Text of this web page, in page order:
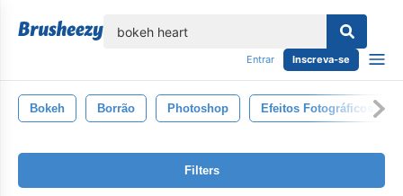
Entrar Inscreva-se
Bokeh Borrão Photoshop Efeitos Fotográficos
Filters